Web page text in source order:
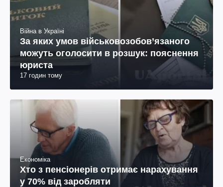
Війна в Україні
За яких умов військовозобов’язаного
можуть оголосити в розшук: пояснення
юриста
17 годин тому
Економіка
Хто з пенсіонерів отримає нарахування
у 70% від заробляти